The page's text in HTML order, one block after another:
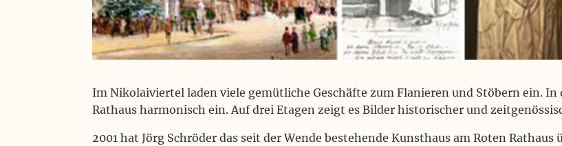
Im Nikolaiviertel laden viele gemütliche Geschäfte zum Flanieren und Stöbern ein. In
Rathaus harmonisch ein. Auf drei Etagen zeigt es Bilder historischer und
2001 hat Jörg Schröder das seit der Wende bestehende Kunsthaus am Roten